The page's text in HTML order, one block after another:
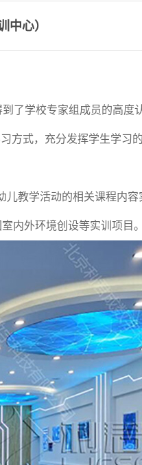
中心）
了学校专家组成员的高度
方式，充分发挥学生学习
教学活动的相关课程内
内外环境创设等实训项目。